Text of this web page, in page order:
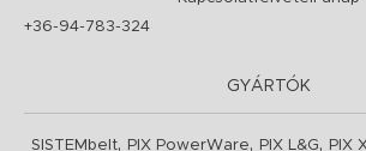
+36-94-783-324
GYÁRTÓK
SISTEMbelt, PIX PowerWare, PIX L&G, PIX